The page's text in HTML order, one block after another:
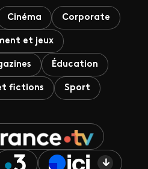
Cinéma Corporate
et jeux
Éducation
fictions Sport